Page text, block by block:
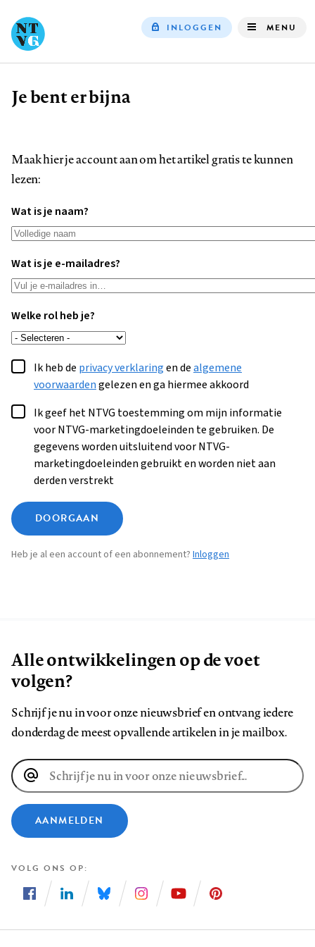
INLOGGEN MENU
Kruimelpad
Je bent er bijna
Maak hier je account aan om het artikel gratis te kunnen
lezen:
Wat is je naam?
Wat is je e-mailadres?
Welke rol heb je?
Ik heb de privacy verklaringen dealgemene
voorwaardengelezen en ga hiermee akkoord
Ik geef het NTVG toestemming om mijn informatie
voor NTVG-marketingdoeleinden te gebruiken. De
gegevens worden uitsluitend voor NTVG-
marketingdoeleinden gebruikt en worden niet aan
derden verstrekt
DOORGAAN
Heb je al een account of een abonnement? Inloggen
Alle ontwikkelingen op de voet
volgen?
Schrijf je nu in voor onze nieuwsbrief en ontvang iedere
donderdag de meest opvallende artikelen in je mailbox.
E-
mailadres
AANMELDEN
VOLG ONS OP
ons
ons
ons
ons
ons
ons